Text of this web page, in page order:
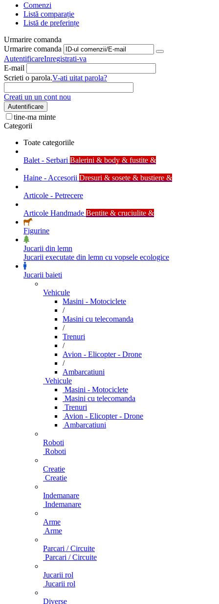
Comenzi
Listă comparație
Listă de preferințe
Urmarire comanda
Urmarire comanda
AutentificareInregistrati-va
E-mail
Scrieti o parola.V-ati uitat parola?
Creati un un cont nou
Autentificare
tine-ma minte
Categorii
Toate categoriile
Balet - Serbari Balerini & body & fustite &
Haine - Accesorii Dresuri & sosete & bustiere &
Articole - Petrecere
Articole Handmade Bentite & cruciulite &
Figurine
Jucarii din lemn
Jucarii executate din lemn cu vopsele ecologice
Jucarii baieti
Vehicule
Masini - Motociclete
/
Masini cu telecomanda
/
Trenuri
/
Avion - Elicopter - Drone
/
Ambarcatiuni
Vehicule
Masini - Motociclete
Masini cu telecomanda
Trenuri
Avion - Elicopter - Drone
Ambarcatiuni
Roboti
Roboti
Creatie
Creatie
Indemanare
Indemanare
Arme
Arme
Parcari / Circuite
Parcari / Circuite
Jucarii rol
Jucarii rol
Diverse